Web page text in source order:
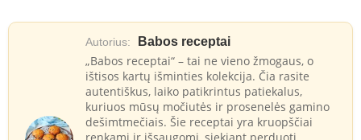
Autorius: Babos receptai
„Babos receptai“ – tai ne vieno žmogaus, o
ištisos kartų išminties kolekcija. Čia rasite
autentiškus, laiko patikrintus patiekalus,
kuriuos mūsų močiutės ir prosenelės gamino
dešimtmečiais. Šie receptai yra kruopščiai